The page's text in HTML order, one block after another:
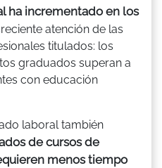
ha incrementado en los
atención de las
titulados: los
graduados superan a
con educación
laboral también
de cursos de
menos tiempo